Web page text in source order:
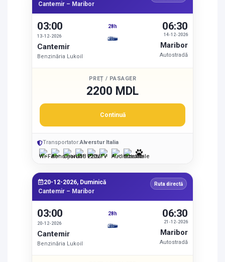
Cantemir – Maribor
03:00
13-12-2026
Cantemir
Benzinăria Lukoil
28h
14-12-2026
06:30
Maribor
Autostradă
PREȚ / PASAGER
2200 MDL
Continuă
Transportator:Alverstur Italia
20-12-2026, Duminică
Cantemir – Maribor
Ruta directă
03:00
20-12-2026
Cantemir
Benzinăria Lukoil
28h
21-12-2026
06:30
Maribor
Autostradă